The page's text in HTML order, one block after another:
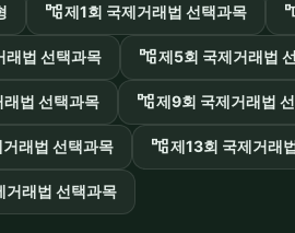
account_tree제1회 국제거래법 선택과목
래법 선택과목 account_tree제5회 국제거래법
법 선택과목 account_tree제9회 국제거래법
래법 선택과목 account_tree제13회 국제거래
거래법 선택과목